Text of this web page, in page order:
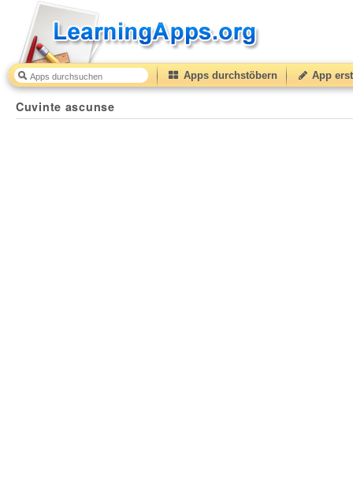
Apps durchstöbern App
Cuvinte ascunse